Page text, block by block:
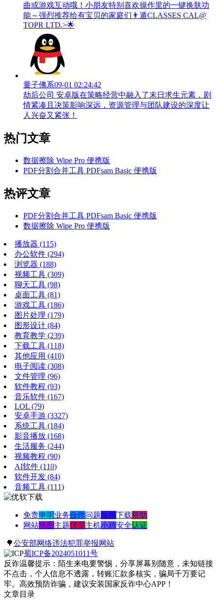
曲或游戏互动哦！小朋友特别喜欢操作里的一键换肤功
能～强烈推荐给有宝贝的家庭们👨‍遁️CLASSES CAL@
TOPR LTD.>🌟
量子佛系09-01 02:24:42
劫后公司 安卓版在策略经营中融入了末日求生元素，剧
情紧凑且决策影响深远，资源管理与团队建设的深度让
人兴奋又紧张！
热门文章
数据擦除 Wipe Pro 便携版
PDF分割合并工具 PDFsam Basic 便携版
热评文章
PDF分割合并工具 PDFsam Basic 便携版
数据擦除 Wipe Pro 便携版
播放器 (115)
办公软件 (294)
浏览器 (188)
视频工具 (309)
聊天工具 (98)
桌面工具 (81)
游戏工具 (186)
图片处理 (179)
图形设计 (84)
教育教学 (239)
下载工具 (118)
其他应用 (410)
电子阅读 (308)
文件管理 (96)
软件教程 (93)
音乐软件 (167)
LOL (79)
安卓手游 (3327)
系统工具 (184)
影音播放 (168)
生活服务 (244)
视频教程 (90)
AI软件 (110)
软件开发 (84)
音频工具 (111)
免责申明业务合作问题反馈下载帮助
网站地图 主题优美主机小鸡安全认证
🌳公安部网络违法犯罪举报网站
蜀ICP备2024051011号
反诈温馨提示：陌生来电要警惕，分享屏幕别随意，未知链接
不点击，个人信息不透露，转账汇款多核实，骗局千万要记
牢。高效预防诈骗，建议安装国家反诈中心APP！
文章目录